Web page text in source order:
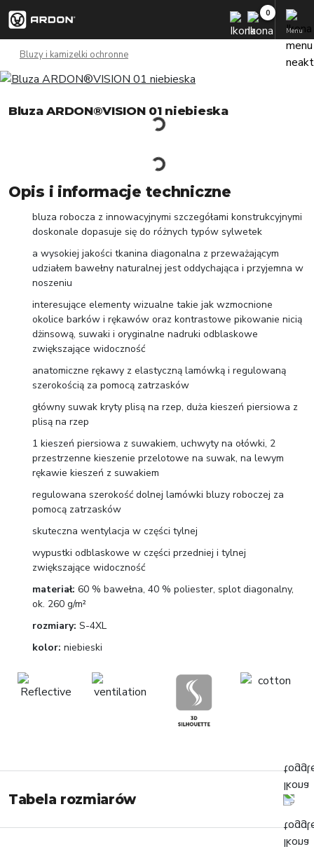
Menu
Bluzy i kamizelki ochronne
Bluza ARDON®VISION 01 niebieska
Opis i informacje techniczne
bluza robocza z innowacyjnymi szczegółami konstrukcyjnymi
doskonale dopasuje się do różnych typów sylwetek
a wysokiej jakości tkanina diagonalna z przeważającym
udziałem bawełny naturalnej jest oddychająca i przyjemna w
noszeniu
interesujące elementy wizualne takie jak wzmocnione
okolice barków i rękawów oraz kontrastowe pikowanie nicią
dżinsową, suwaki i oryginalne nadruki odblaskowe
zwiększające widoczność
anatomiczne rękawy z elastyczną lamówką i regulowaną
szerokością za pomocą zatrzasków
główny suwak kryty plisą na rzep, duża kieszeń piersiowa z
plisą na rzep
1 kieszeń piersiowa z suwakiem, uchwyty na ołówki, 2
przestrzenne kieszenie przelotowe na suwak, na lewym
rękawie kieszeń z suwakiem
regulowana szerokość dolnej lamówki bluzy roboczej za
pomocą zatrzasków
skuteczna wentylacja w części tylnej
wypustki odblaskowe w części przedniej i tylnej
zwiększające widoczność
materiał: 60 % bawełna, 40 % poliester, splot diagonalny,
ok. 260 g/m²
rozmiary: S-4XL
kolor: niebieski
Tabela rozmiarów